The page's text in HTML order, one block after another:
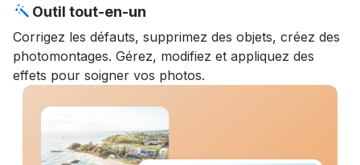
Outil tout-en-un
Corrigez les défauts, supprimez des objets, créez des
photomontages. Gérez, modifiez et appliquez des
effets pour soigner vos photos.